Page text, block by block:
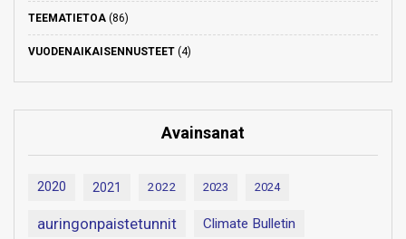
TEEMATIETOA (86)
VUODENAIKAISENNUSTEET (4)
Avainsanat
2020 2021 2022 2023 2024
auringonpaistetunnit Climate Bulletin